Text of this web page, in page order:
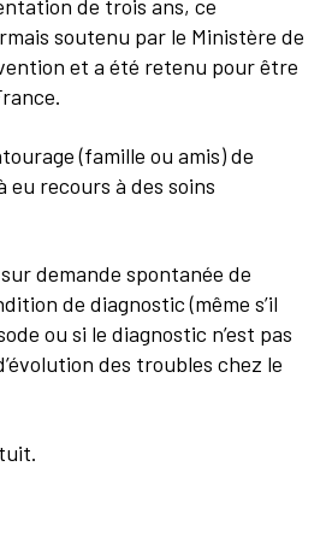
de trois ans, ce
soutenu par le Ministère de
et a été retenu pour être
(famille ou amis) de
eu recours à des soins
demande spontanée de
de diagnostic (même s’il
ou si le diagnostic n’est pas
des troubles chez le